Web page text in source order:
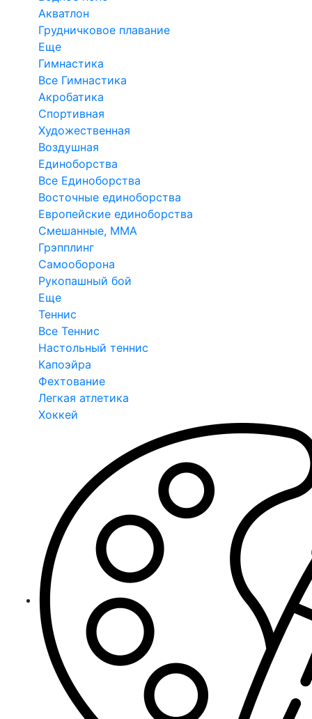
Акватлон
Грудничковое плавание
Еще
Гимнастика
Все Гимнастика
Акробатика
Спортивная
Художественная
Воздушная
Единоборства
Все Единоборства
Восточные единоборства
Европейские единоборства
Смешанные, ММА
Грэпплинг
Самооборона
Рукопашный бой
Еще
Теннис
Все Теннис
Настольный теннис
Капоэйра
Фехтование
Легкая атлетика
Хоккей